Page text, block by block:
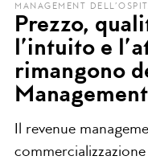
MANAGEMENT
Prezzo,
l’intuito e
rimangono
Il revenue